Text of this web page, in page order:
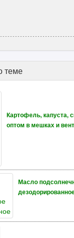
теме
Картофель, капуста,
оптом в мешках и
Масло